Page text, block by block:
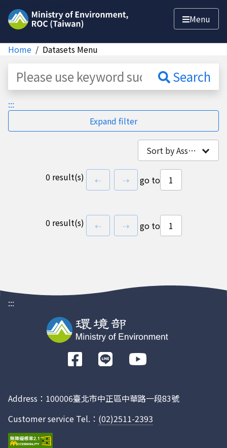
Menu
Home Datasets Menu
Dataset Search
:::
Expand filter
Sort by Association
0 result(s) ⇠previous page
⇢next page
go to
0 result(s) ⇠previous page
⇢next page
go to
:::
前
往
Address：100006臺北市中正區中華路一段83號
Customer service Tel.： (02)2511-2393